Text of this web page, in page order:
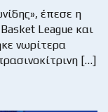
έπεσε η
League και
νωρίτερα
[…]